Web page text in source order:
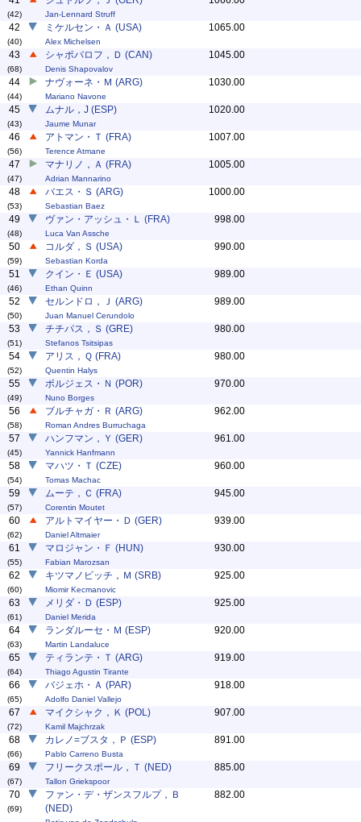
(42) Jan-Lennard Struff
42
(40)
ミケルセン・Ａ (USA)
Alex Michelsen
1065.00
43
(68)
シャポバロフ，Ｄ (CAN)
Denis Shapovalov
1045.00
44
(44)
ナヴォーネ・Ｍ (ARG)
Mariano Navone
1030.00
45
(43)
ムナル，J (ESP)
Jaume Munar
1020.00
46
(56)
アトマン・Ｔ (FRA)
Terence Atmane
1007.00
47
(47)
マナリノ，Ａ (FRA)
Adrian Mannarino
1005.00
48
(53)
バエス・Ｓ (ARG)
Sebastian Baez
1000.00
49
(48)
ヴァン・アッシュ・Ｌ (FRA)
Luca Van Assche
998.00
50
(59)
コルダ，Ｓ (USA)
Sebastian Korda
990.00
51
(46)
クイン・Ｅ (USA)
Ethan Quinn
989.00
52
(50)
セルンドロ，Ｊ (ARG)
Juan Manuel Cerundolo
989.00
53
(51)
チチパス，Ｓ (GRE)
Stefanos Tsitsipas
980.00
54
(52)
アリス，Ｑ (FRA)
Quentin Halys
980.00
55
(49)
ボルジェス・Ｎ (POR)
Nuno Borges
970.00
56
(58)
ブルチャガ・Ｒ (ARG)
Roman Andres Burruchaga
962.00
57
(45)
ハンフマン，Ｙ (GER)
Yannick Hanfmann
961.00
58
(54)
マハツ・Ｔ (CZE)
Tomas Machac
960.00
59
(57)
ムーテ，Ｃ (FRA)
Corentin Moutet
945.00
60
(62)
アルトマイヤー・Ｄ (GER)
Daniel Altmaier
939.00
61
(55)
マロジャン・Ｆ (HUN)
Fabian Marozsan
930.00
62
(60)
キツマノビッチ，Ｍ (SRB)
Miomir Kecmanovic
925.00
63
(61)
メリダ・Ｄ (ESP)
Daniel Merida
925.00
64
(63)
ランダルーセ・Ｍ (ESP)
Martin Landaluce
920.00
65
(64)
ティランテ・Ｔ (ARG)
Thiago Agustin Tirante
919.00
66
(65)
バジェホ・Ａ (PAR)
Adolfo Daniel Vallejo
918.00
67
(72)
マイクシャク，Ｋ (POL)
Kamil Majchrzak
907.00
68
(66)
カレノ=ブスタ，Ｐ (ESP)
Pablo Carreno Busta
891.00
69
(67)
フリークスポール，Ｔ (NED)
Tallon Griekspoor
885.00
70
(69)
ファン・デ・ザンスフルプ，Ｂ
(NED)
882.00